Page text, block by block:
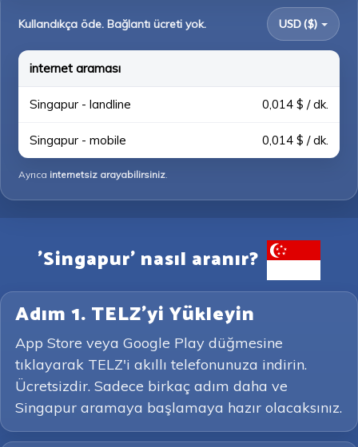
Kullandıkça öde. Bağlantı ücreti yok. USD ($)
internet araması
Singapur - landline 0,014 $ / dk.
Singapur - mobile 0,014 $ / dk.
Ayrıca internetsiz arayabilirsiniz.
'Singapur' nasıl aranır?
Adım 1. TELZ'yi Yükleyin
App Store veya Google Play düğmesine
tıklayarak TELZ'i akıllı telefonunuza indirin.
Ücretsizdir. Sadece birkaç adım daha ve
Singapur aramaya başlamaya hazır olacaksınız.